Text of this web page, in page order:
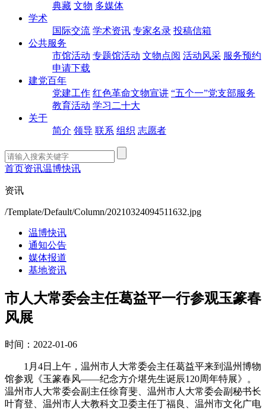
典藏 文物 多媒体
学术
国际交流 学术资讯 专家名录 投稿信箱
公共服务
市馆活动 专题馆活动 文物点阅 活动风采 服务预约
申请下载
建党百年
党建工作 红色革命文物宣讲 “五个一”党支部服务
教育活动 学习二十大
关于
简介 领导 联系 组织 志愿者
首页资讯温博快讯
资讯
/Template/Default/Column/20210324094511632.jpg
温博快讯
通知公告
媒体报道
基地资讯
市人大常委会主任葛益平一行参观玉篆春
风展
时间：2022-01-06
1月4日上午，温州市人大常委会主任葛益平来到温州博物
馆参观《玉篆春风——纪念方介堪先生诞辰120周年特展》。
温州市人大常委会副主任徐育斐、温州市人大常委会副秘书长
叶育登、温州市人大教科文卫委主任丁福良、温州市文化广电